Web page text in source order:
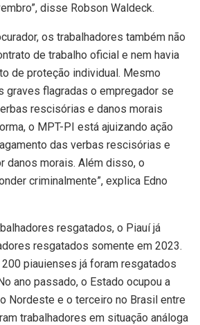
disse Robson Waldeck.
os trabalhadores também não
de trabalho oficial e nem havia
de proteção individual. Mesmo
graves flagradas o empregador se
rescisórias e danos morais
o MPT-PI está ajuizando ação
das verbas rescisórias e
danos morais. Além disso, o
criminalmente”, explica Edno
resgatados, o Piauí já
resgatados somente em 2023.
piauienses já foram resgatados
ano passado, o Estado ocupou a
Nordeste e o terceiro no Brasil entre
trabalhadores em situação análoga